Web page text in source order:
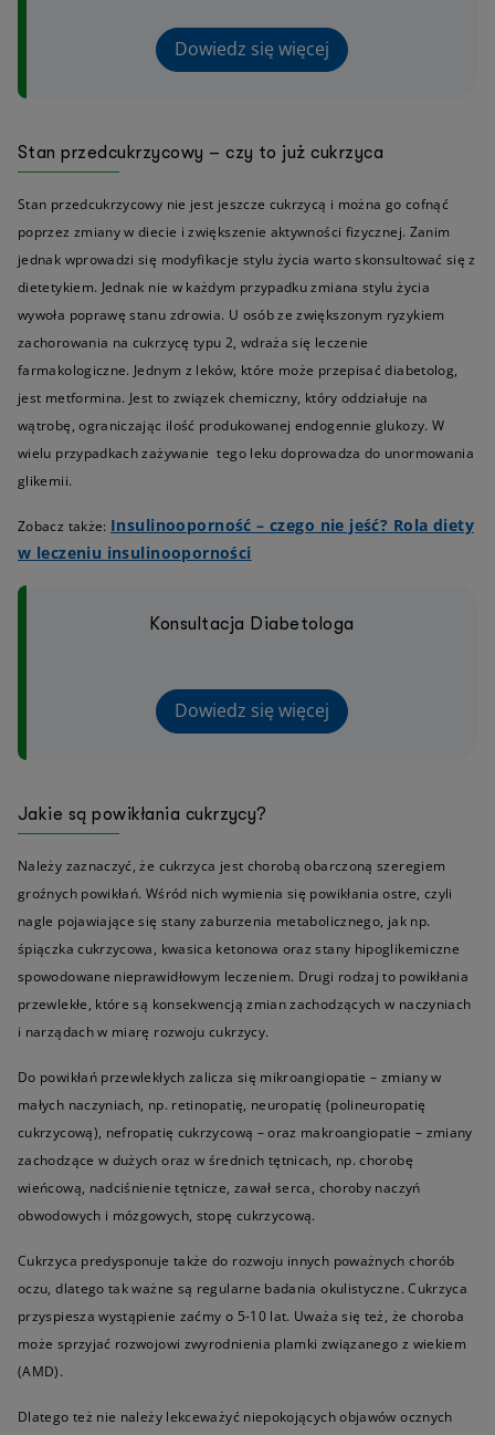
Dowiedz się więcej
Stan przedcukrzycowy – czy to już cukrzyca
Stan przedcukrzycowy nie jest jeszcze cukrzycą i można go cofnąć
poprzez zmiany w diecie i zwiększenie aktywności fizycznej. Zanim
jednak wprowadzi się modyfikacje stylu życia warto skonsultować się z
dietetykiem. Jednak nie w każdym przypadku zmiana stylu życia
wywoła poprawę stanu zdrowia. U osób ze zwiększonym ryzykiem
zachorowania na cukrzycę typu 2, wdraża się leczenie
farmakologiczne. Jednym z leków, które może przepisać diabetolog,
jest metformina. Jest to związek chemiczny, który oddziałuje na
wątrobę, ograniczając ilość produkowanej endogennie glukozy. W
wielu przypadkach zażywanie tego leku doprowadza do unormowania
glikemii.
Zobacz także: Insulinooporność – czego nie jeść? Rola diety
w leczeniu insulinooporności
Konsultacja Diabetologa
Dowiedz się więcej
Jakie są powikłania cukrzycy?
Należy zaznaczyć, że cukrzyca jest chorobą obarczoną szeregiem
groźnych powikłań. Wśród nich wymienia się powikłania ostre, czyli
nagle pojawiające się stany zaburzenia metabolicznego, jak np.
śpiączka cukrzycowa, kwasica ketonowa oraz stany hipoglikemiczne
spowodowane nieprawidłowym leczeniem. Drugi rodzaj to powikłania
przewlekłe, które są konsekwencją zmian zachodzących w naczyniach
i narządach w miarę rozwoju cukrzycy.
Do powikłań przewlekłych zalicza się mikroangiopatie – zmiany w
małych naczyniach, np. retinopatię, neuropatię (polineuropatię
cukrzycową), nefropatię cukrzycową – oraz makroangiopatie – zmiany
zachodzące w dużych oraz w średnich tętnicach, np. chorobę
wieńcową, nadciśnienie tętnicze, zawał serca, choroby naczyń
obwodowych i mózgowych, stopę cukrzycową.
Cukrzyca predysponuje także do rozwoju innych poważnych chorób
oczu, dlatego tak ważne są regularne badania okulistyczne. Cukrzyca
przyspiesza wystąpienie zaćmy o 5-10 lat. Uważa się też, że choroba
może sprzyjać rozwojowi zwyrodnienia plamki związanego z wiekiem
(AMD).
Dlatego też nie należy lekceważyć niepokojących objawów ocznych